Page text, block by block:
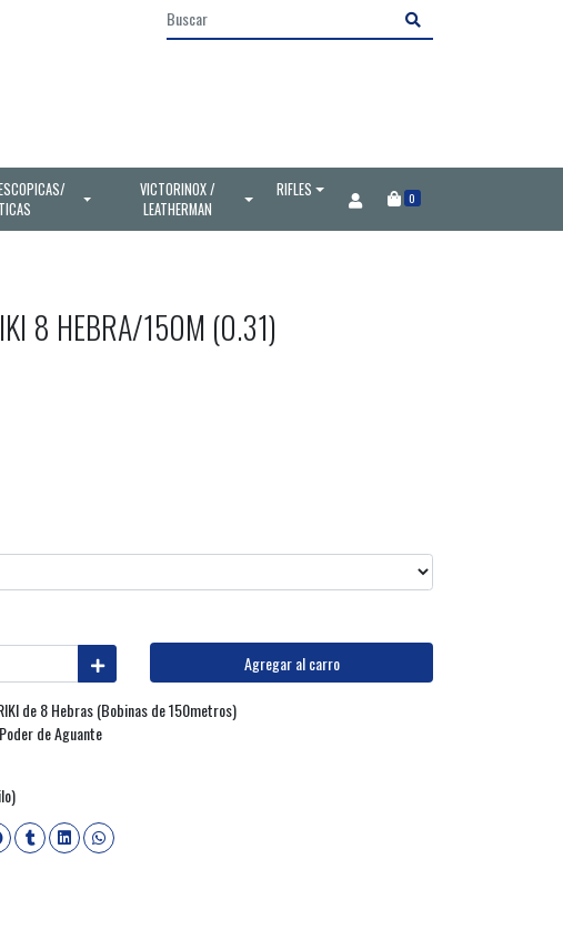
VICTORINOX /
LEATHERMAN
RIFLES 0
8 HEBRA/150M (0.31)
Agregar al carro
de 8 Hebras (Bobinas de 150metros)
de Aguante